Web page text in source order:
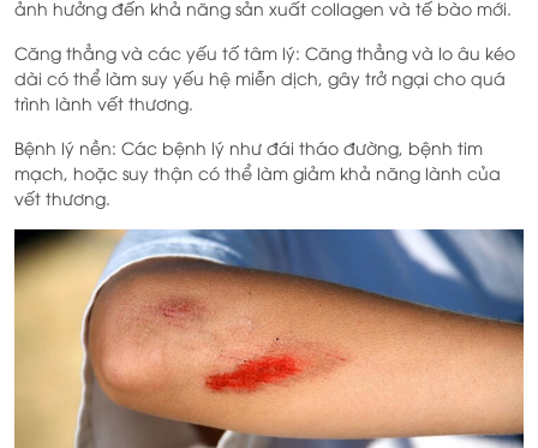
ảnh hưởng đến khả năng sản xuất collagen và tế bào mới.
Căng thẳng và các yếu tố tâm lý: Căng thẳng và lo âu kéo
dài có thể làm suy yếu hệ miễn dịch, gây trở ngại cho quá
trình lành vết thương.
Bệnh lý nền: Các bệnh lý như đái tháo đường, bệnh tim
mạch, hoặc suy thận có thể làm giảm khả năng lành của
vết thương.